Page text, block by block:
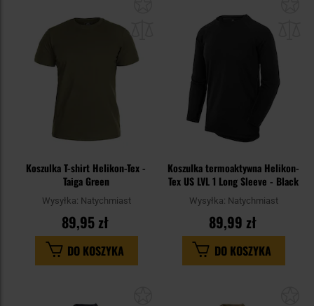
schowka
Koszulka T-shirt Helikon-Tex -
Taiga Green
Wysyłka: Natychmiast
89,95 zł
DO KOSZYKA
Koszulka termoaktywna Helikon-
Tex US LVL 1 Long Sleeve - Black
Wysyłka: Natychmiast
89,99 zł
DO KOSZYKA